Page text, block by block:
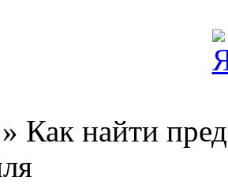
» Как найти